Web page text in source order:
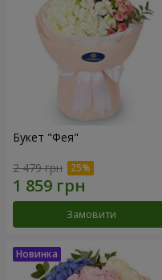
Букет "Фея"
2 479 грн
Замовити